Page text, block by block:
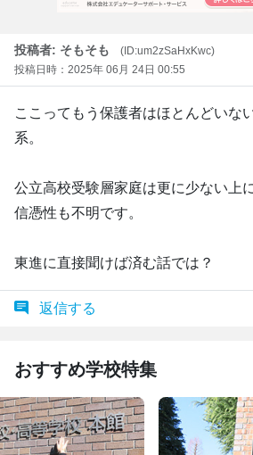
投稿者: そもそも
(ID:um2zSaHxKwc)
投稿日時：2025年 06月 24日 00:55
ここってもう保護者はほとんどいな
系。
公立高校受験層家庭は更に少ない上
信憑性も不明です。
東進に直接聞けば済む話では？
返信する
おすすめ学校特集